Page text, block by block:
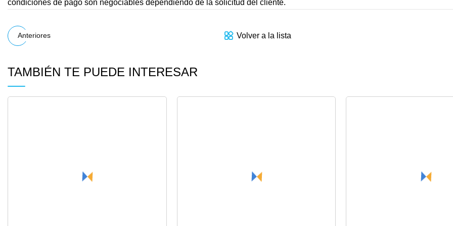
condiciones de pago son negociables dependiendo de la solicitud del cliente.
Anteriores Volver a la lista
TAMBIÉN TE PUEDE INTERESAR